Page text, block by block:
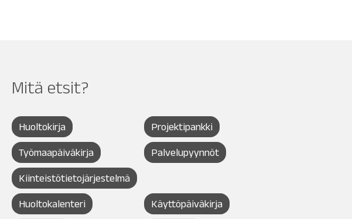
Mitä etsit?
Huoltokirja Projektipankki
Työmaapäiväkirja Palvelupyynnöt
Kiinteistötietojärjestelmä
Huoltokalenteri Käyttöpäiväkirja